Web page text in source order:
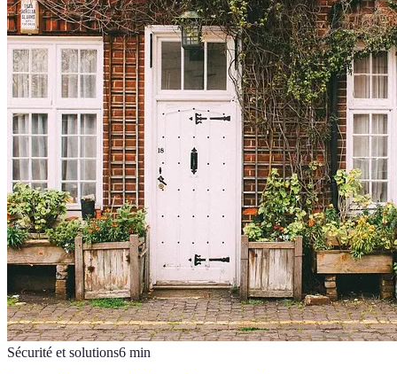
Sécurité et solutions6 min